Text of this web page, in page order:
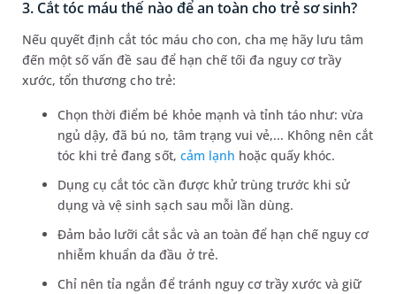
3. Cắt tóc máu thế nào để an toàn cho trẻ sơ sinh?
Nếu quyết định cắt tóc máu cho con, cha mẹ hãy lưu tâm
đến một số vấn đề sau để hạn chế tối đa nguy cơ trầy
xước, tổn thương cho trẻ:
Chọn thời điểm bé khỏe mạnh và tỉnh táo như: vừa
ngủ dậy, đã bú no, tâm trạng vui vẻ,... Không nên cắt
tóc khi trẻ đang sốt, cảm lạnh hoặc quấy khóc.
Dụng cụ cắt tóc cần được khử trùng trước khi sử
dụng và vệ sinh sạch sau mỗi lần dùng.
Đảm bảo lưỡi cắt sắc và an toàn để hạn chế nguy cơ
nhiễm khuẩn da đầu ở trẻ.
Chỉ nên tỉa ngắn để tránh nguy cơ trầy xước và giữ